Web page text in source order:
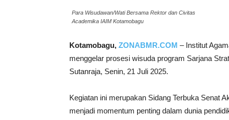
Para Wisudawan/Wati Bersama Rektor dan Civitas
Academika IAIM Kotamobagu
Kotamobagu, ZONABMR.COM – Institut
menggelar prosesi wisuda program Sarjana
Sutanraja, Senin, 21 Juli 2025.
Kegiatan ini merupakan Sidang Terbuka Senat
menjadi momentum penting dalam dunia